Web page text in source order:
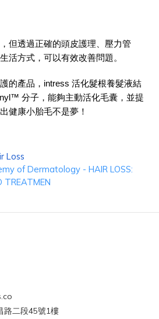
但透過正確的頭皮護理、壓力管
活方式，可以有效改善問題。
的產品，intress 活化髮根養髮液結
分子，能夠主動活化毛囊，並提
健康小胎毛不是夢！
Loss
of Dermatology - HAIR LOSS:
TREATMEN
路二段45號1樓